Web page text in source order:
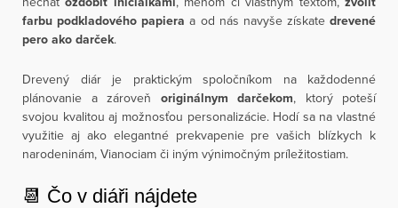
farbu podkladového papiera a od nás navyše získate drevené
pero ako darček.
Drevený diár je praktickým spoločníkom na každodenné
plánovanie a zároveň originálnym darčekom, ktorý poteší
svojou kvalitou aj možnosťou personalizácie. Hodí sa na vlastné
využitie aj ako elegantné prekvapenie pre vašich blízkych k
narodeninám, Vianociam či iným výnimočným príležitostiam.
📆 Čo v diáři nájdete